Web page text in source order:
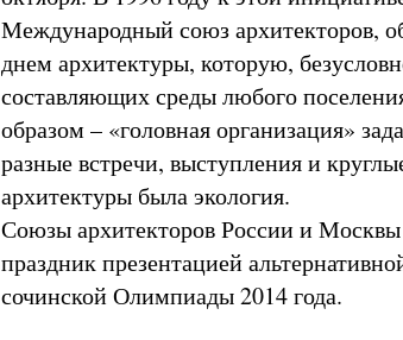
Международный союз архитекторов,
днем архитектуры, которую,
составляющих среды любого
образом – «головная организация»
разные встречи, выступления и
архитектуры была экология.
Союзы архитекторов России и
праздник презентацией
сочинской Олимпиады 2014 года.